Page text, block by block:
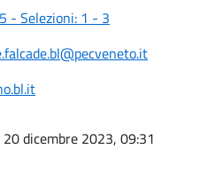
- Selezioni: 1 - 3
20 dicembre 2023, 09:31